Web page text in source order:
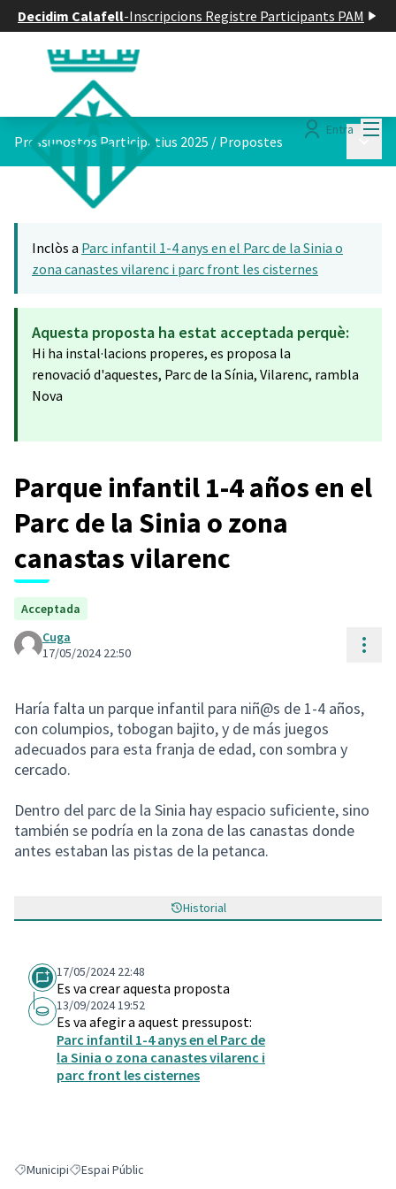
Decidim Calafell-Inscripcions Registre Participants PAM
Entra
Pressupostos Participatius 2025 / Propostes
Inclòs a Parc infantil 1-4 anys en el Parc de la Sinia o
zona canastes vilarenc i parc front les cisternes
Aquesta proposta ha estat acceptada perquè:
Hi ha instal·lacions properes, es proposa la
renovació d'aquestes, Parc de la Sínia, Vilarenc, rambla
Nova
Parque infantil 1-4 años en el
Parc de la Sinia o zona
canastas vilarenc
Acceptada
Cuga
17/05/2024 22:50
Haría falta un parque infantil para niñ@s de 1-4 años,
con columpios, tobogan bajito, y de más juegos
adecuados para esta franja de edad, con sombra y
cercado.
Dentro del parc de la Sinia hay espacio suficiente, sino
también se podría en la zona de las canastas donde
antes estaban las pistas de la petanca.
Historial
17/05/2024 22:48
Es va crear aquesta proposta
13/09/2024 19:52
Es va afegir a aquest pressupost:
Parc infantil 1-4 anys en el Parc de
la Sinia o zona canastes vilarenc i
parc front les cisternes
Resultats en filtrar per: Municipi
MunicipiResultats en filtrar per: Espai Públic
Espai Públic